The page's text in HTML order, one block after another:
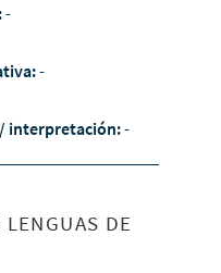
-
-
interpretación:-
DE